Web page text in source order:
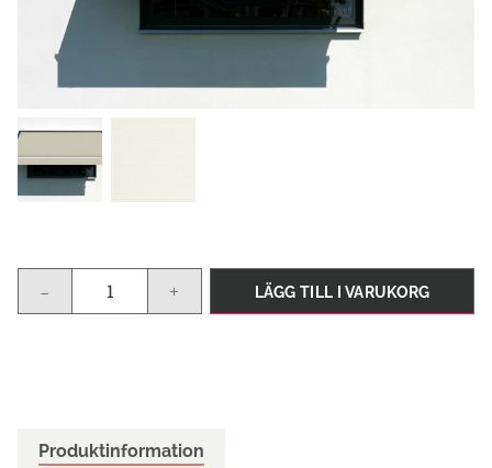
- + LÄGG TILL I VARUKORG
Produktinformation